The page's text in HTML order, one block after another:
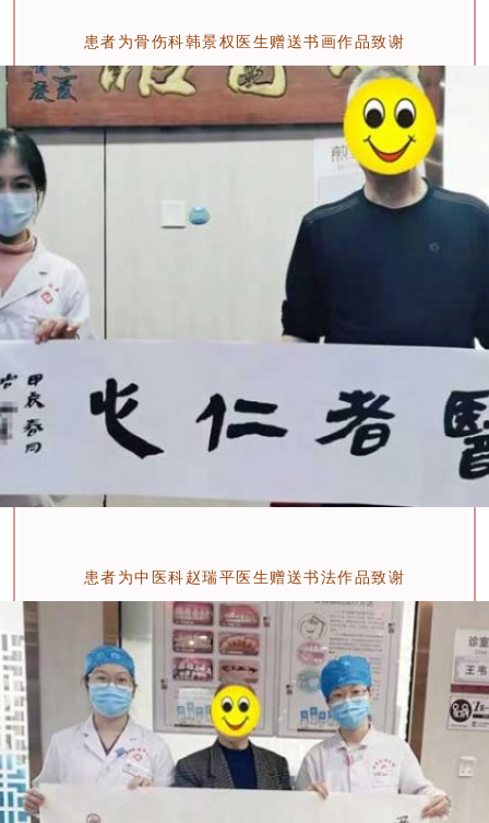
患者为骨伤科韩景权医生赠送书画作品致谢
患者为中医科赵瑞平医生赠送书法作品致谢